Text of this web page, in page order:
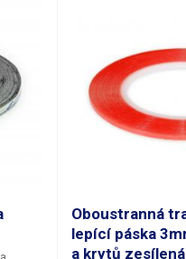
Oboustranná
lepící páska
a krytů zesílená